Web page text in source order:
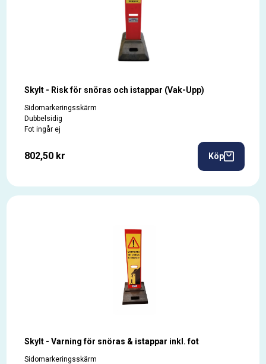
Skylt - Risk för snöras och istappar (Vak-Upp)
Sidomarkeringsskärm
Dubbelsidig
Fot ingår ej
802,50 kr Köp
Skylt - Varning för snöras & istappar inkl. fot
Sidomarkeringsskärm